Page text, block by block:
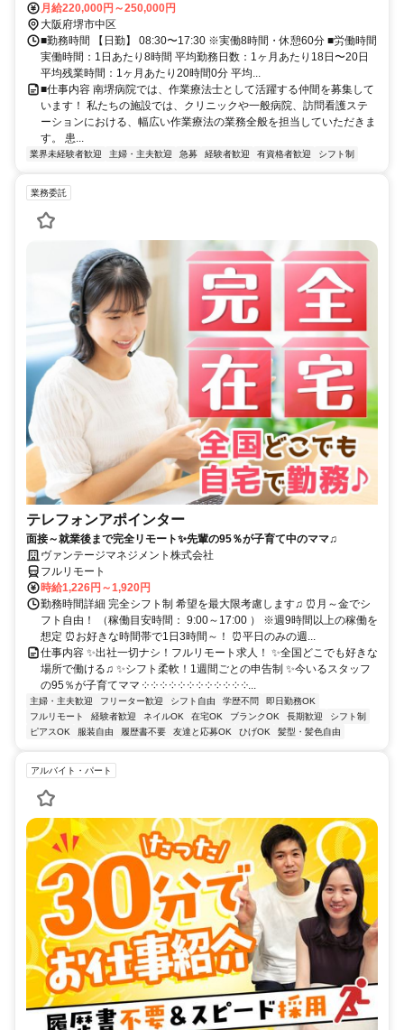
月給220,000円～250,000円
大阪府堺市中区
■勤務時間 【日勤】 08:30〜17:30 ※実働8時間・休憩60分 ■労働時間
実働時間：1日あたり8時間 平均勤務日数：1ヶ月あたり18日〜20日
平均残業時間：1ヶ月あたり20時間0分 平均...
■仕事内容 南堺病院では、作業療法士として活躍する仲間を募集して
います！ 私たちの施設では、クリニックや一般病院、訪問看護ステ
ーションにおける、幅広い作業療法の業務全般を担当していただきま
す。 患...
業界未経験者歓迎 主婦・主夫歓迎 急募 経験者歓迎 有資格者歓迎 シフト制
業務委託
テレフォンアポインター
面接～就業後まで完全リモート✨先輩の95％が子育て中のママ♫
ヴァンテージマネジメント株式会社
フルリモート
時給1,226円～1,920円
勤務時間詳細 完全シフト制 希望を最大限考慮します♫ ⏰月～金でシ
フト自由！ （稼働目安時間： 9:00～17:00 ） ※週9時間以上の稼働を
想定 ⏰お好きな時間帯で1日3時間～！ ⏰平日のみの週...
仕事内容 ✨出社一切ナシ！フルリモート求人！ ✨全国どこでも好きな
場所で働ける♫ ✨シフト柔軟！1週間ごとの申告制 ✨今いるスタッフ
の95％が子育てママ ༶ ༶ ༶ ༶ ༶ ༶ ༶ ༶ ༶ ༶ ༶ ༶...
主婦・主夫歓迎 フリーター歓迎 シフト自由 学歴不問
即日勤務OK
フルリモート
経験者歓迎 ネイルOK 在宅OK ブランクOK 長期歓迎
シフト制
ピアスOK
服装自由 履歴書不要 友達と応募OK ひげOK 髪型・髪色自由
アルバイト・パート